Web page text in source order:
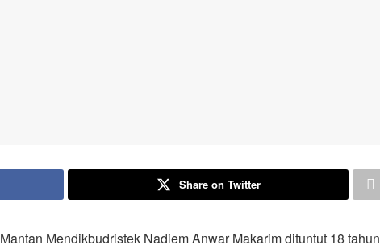
Share on Twitter
Mantan Mendikbudristek Nadiem Anwar Makarim dituntut 18 tahun